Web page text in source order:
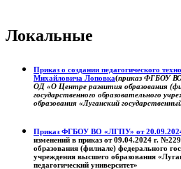
Локальные
Приказ о создании педагогического
Михайловича Лоповка(приказ ФГБОУ
ОД «О Центре развития образования
государственного образовательного
образования «Луганский
Приказ ФГБОУ ВО «ЛГПУ» от
изменений в приказ от 09.04.2024 г.
образования (филиале) федерального
учреждения высшего образования
педагогический университет»